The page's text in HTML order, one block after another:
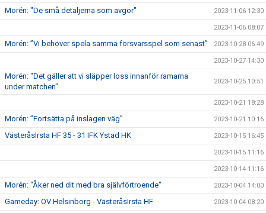
Morén: "De små detaljerna som avgör" 2023-11-06 12:30
2023-11-06 08:07
Morén: ”Vi behöver spela samma försvarsspel som senast” 2023-10-28 06:49
2023-10-27 14:30
Morén: "Det gäller att vi släpper loss innanför ramarna
under matchen"
2023-10-25 10:51
2023-10-21 18:28
Morén: ”Fortsätta på inslagen väg” 2023-10-21 10:16
VästeråsIrsta HF 35 - 31 IFK Ystad HK 2023-10-15 16:45
2023-10-15 11:16
2023-10-14 11:16
Morén: "Åker ned dit med bra självförtroende" 2023-10-04 14:00
Gameday: OV Helsinborg - VästeråsIrsta HF 2023-10-04 08:20